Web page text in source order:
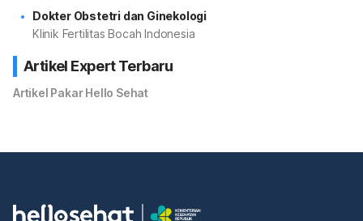
Dokter Obstetri dan Ginekologi
Klinik Fertilitas Bocah Indonesia
Artikel Expert Terbaru
Artikel Pakar Hello Sehat